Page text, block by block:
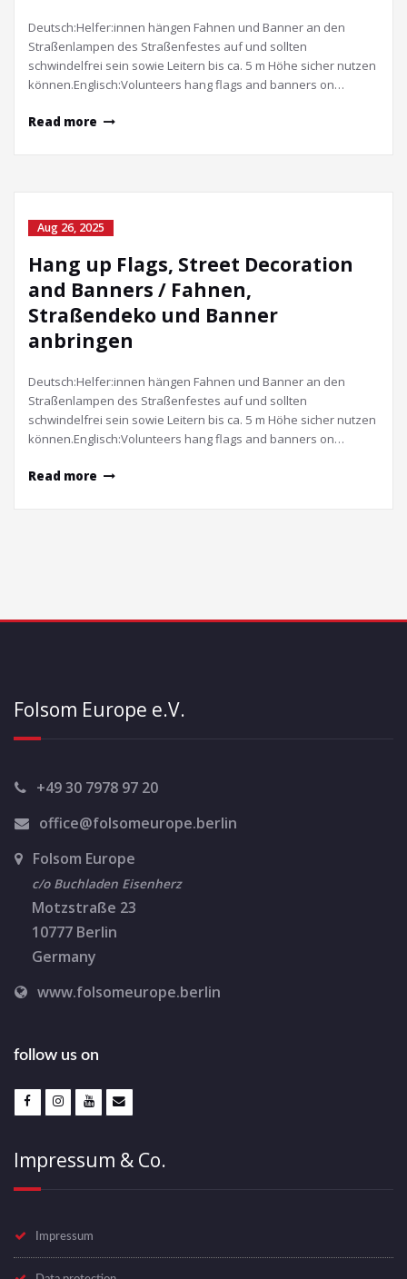
Deutsch:Helfer:innen hängen Fahnen und Banner an den
Straßenlampen des Straßenfestes auf und sollten
schwindelfrei sein sowie Leitern bis ca. 5 m Höhe sicher nutzen
können.Englisch:Volunteers hang flags and banners on…
Read more
Aug 26, 2025
Hang up Flags, Street Decoration
and Banners / Fahnen,
Straßendeko und Banner
anbringen
Deutsch:Helfer:innen hängen Fahnen und Banner an den
Straßenlampen des Straßenfestes auf und sollten
schwindelfrei sein sowie Leitern bis ca. 5 m Höhe sicher nutzen
können.Englisch:Volunteers hang flags and banners on…
Read more
Folsom Europe e.V.
+49 30 7978 97 20
office@folsomeurope.berlin
Folsom Europe
c/o Buchladen Eisenherz
Motzstraße 23
10777 Berlin
Germany
www.folsomeurope.berlin
follow us on
Impressum & Co.
Impressum